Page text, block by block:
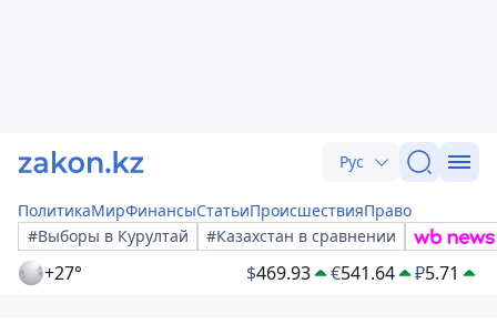
Рус
ПолитикаМирФинансыСтатьиПроисшествияПраво
#Выборы в Курултай
#Казахстан в сравнении
+27° $469.93 €541.64 ₽5.71